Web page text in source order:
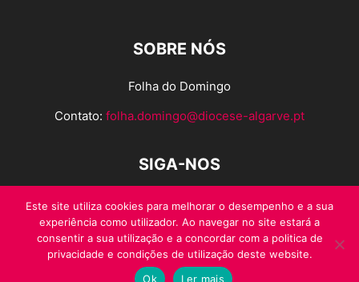
SOBRE NÓS
Folha do Domingo
Contato: folha.domingo@diocese-algarve.pt
SIGA-NOS
Este site utiliza cookies para melhorar o desempenho e a sua
experiência como utilizador. Ao navegar no site estará a
consentir a sua utilização e a concordar com a politica de
privacidade e condições de utilização deste website.
Ok
Ler mais